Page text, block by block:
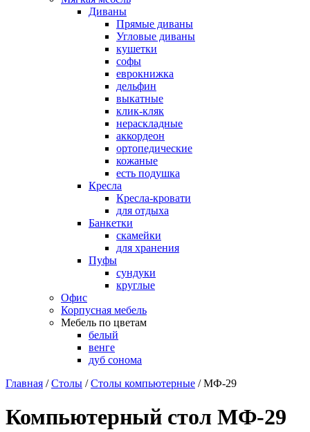
Диваны
Прямые диваны
Угловые диваны
кушетки
софы
еврокнижка
дельфин
выкатные
клик-кляк
нераскладные
аккордеон
ортопедические
кожаные
есть подушка
Кресла
Кресла-кровати
для отдыха
Банкетки
скамейки
для хранения
Пуфы
сундуки
круглые
Офис
Корпусная мебель
Мебель по цветам
белый
венге
дуб сонома
Главная / Столы / Столы компьютерные / МФ-29
Компьютерный стол МФ-29